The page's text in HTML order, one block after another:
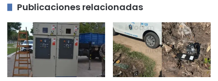
Publicaciones relacionadas